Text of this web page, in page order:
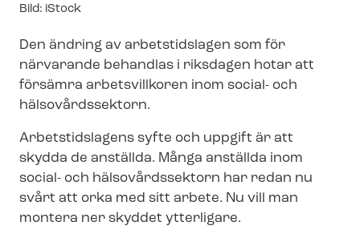
Image
Bild: iStock
Den ändring av arbetstidslagen som för
närvarande behandlas i riksdagen hotar att
försämra arbetsvillkoren inom social- och
hälsovårdssektorn.
Arbetstidslagens syfte och uppgift är att
skydda de anställda. Många anställda inom
social- och hälsovårdssektorn har redan nu
svårt att orka med sitt arbete. Nu vill man
montera ner skyddet ytterligare.